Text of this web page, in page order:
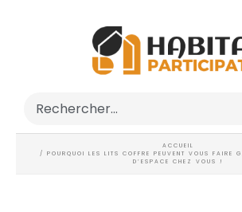
ACCUEIL
/ POURQUOI LES LITS COFFRE PEUVENT VOUS FAIRE
D’ESPACE CHEZ VOUS !